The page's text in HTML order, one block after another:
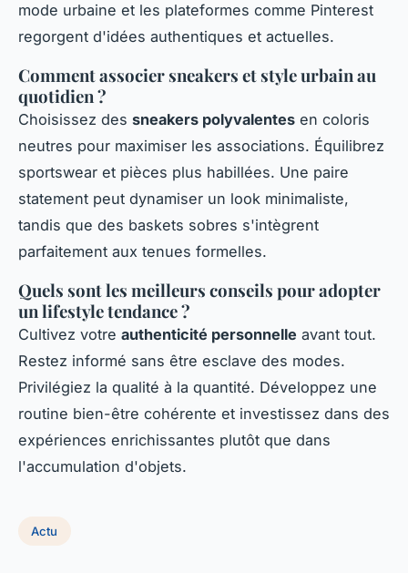
mode urbaine et les plateformes comme Pinterest
regorgent d'idées authentiques et actuelles.
Comment associer sneakers et style urbain au
quotidien ?
Choisissez des sneakers polyvalentes en coloris
neutres pour maximiser les associations. Équilibrez
sportswear et pièces plus habillées. Une paire
statement peut dynamiser un look minimaliste,
tandis que des baskets sobres s'intègrent
parfaitement aux tenues formelles.
Quels sont les meilleurs conseils pour adopter
un lifestyle tendance ?
Cultivez votre authenticité personnelle avant tout.
Restez informé sans être esclave des modes.
Privilégiez la qualité à la quantité. Développez une
routine bien-être cohérente et investissez dans des
expériences enrichissantes plutôt que dans
l'accumulation d'objets.
Actu